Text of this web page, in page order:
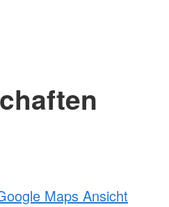
Maps Ansicht